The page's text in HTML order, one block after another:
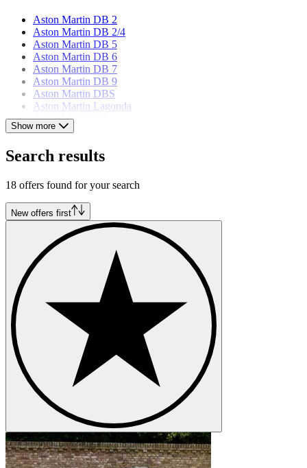
Aston Martin DB 2
Aston Martin DB 2/4
Aston Martin DB 5
Aston Martin DB 6
Aston Martin DB 7
Aston Martin DB 9
Aston Martin DBS
Aston Martin Lagonda
Aston Martin V8
Aston Martin Vanquish
Aston Martin Virage
Show more
Search results
18 offers found for your search
New offers first